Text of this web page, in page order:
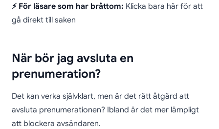
⚡ För läsare som har bråttom: Klicka bara här för att
gå direkt till saken
När bör jag avsluta en
prenumeration?
Det kan verka självklart, men är det rätt åtgärd att
avsluta prenumerationen? Ibland är det mer lämpligt
att blockera avsändaren.